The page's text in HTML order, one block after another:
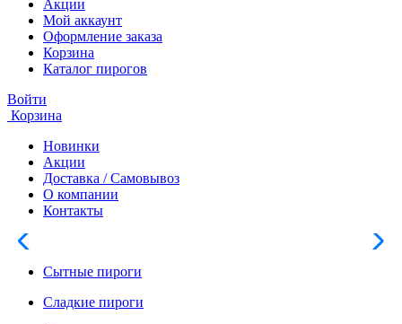
Акции
Мой аккаунт
Оформление заказа
Корзина
Каталог пирогов
Войти
Корзина
Новинки
Акции
Доставка / Самовывоз
О компании
Контакты
Сытные пироги
Сладкие пироги